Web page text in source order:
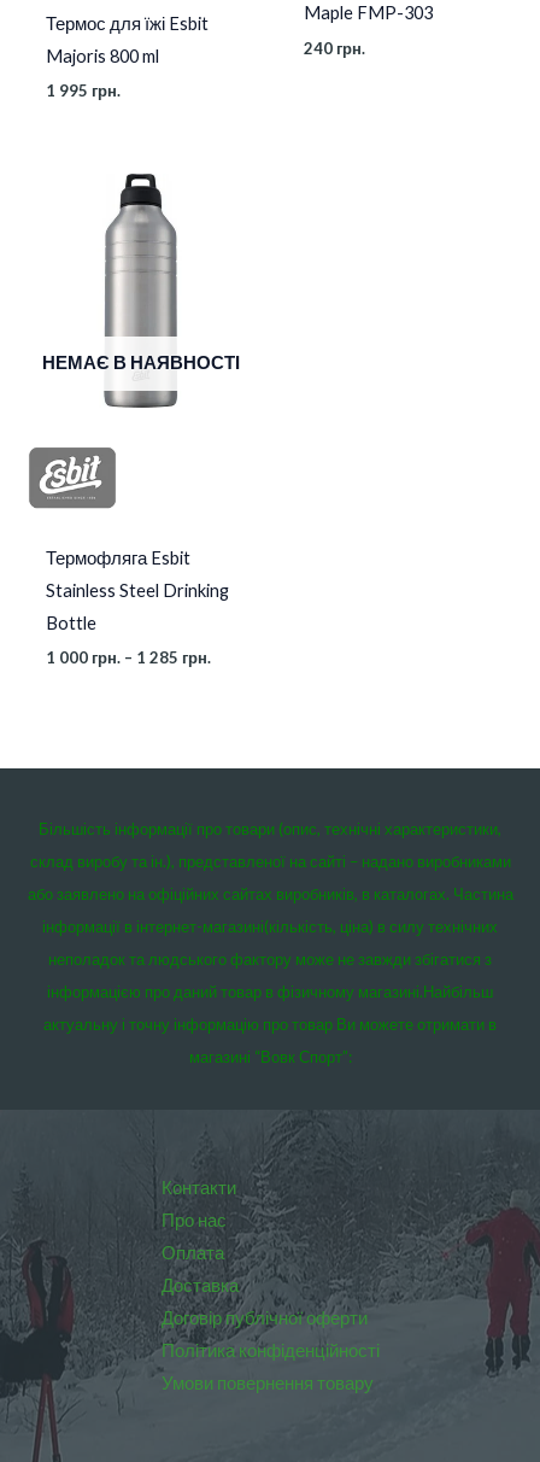
Термос для їжі Esbit
Majoris 800 ml
1 995 грн.
Maple FMP-303
240 грн.
НЕМАЄ В НАЯВНОСТІ
Термофляга Esbit
Stainless Steel Drinking
Bottle
1 000 грн. – 1 285 грн.
Більшість інформації про товари (опис, технічні характеристики,
склад виробу та ін.), представленої на сайті – надано виробниками
або заявлено на офіційних сайтах виробників, в каталогах. Частина
інформації в інтернет-магазині(кількість, ціна) в силу технічних
неполадок та людського фактору може не завжди збігатися з
інформацією про даний товар в фізичному магазині.Найбільш
актуальну і точну інформацію про товар Ви можете отримати в
магазині “Вовк Спорт”:
Контакти
Про нас
Оплата
Доставка
Договір публічної оферти
Політика конфіденційності
Умови повернення товару